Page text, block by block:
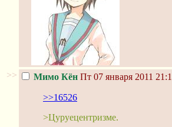
>> Мимо Кён Пт 07 января 2011
>>16526
>Цуруецентризме.